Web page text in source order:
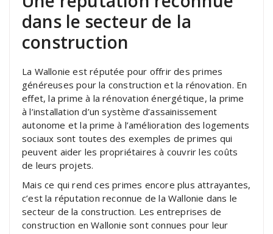
dans le secteur de la
construction
La Wallonie est réputée pour offrir des primes
généreuses pour la construction et la rénovation. En
effet, la prime à la rénovation énergétique, la prime
à l’installation d’un système d’assainissement
autonome et la prime à l’amélioration des logements
sociaux sont toutes des exemples de primes qui
peuvent aider les propriétaires à couvrir les coûts
de leurs projets.
Mais ce qui rend ces primes encore plus attrayantes,
c’est la réputation reconnue de la Wallonie dans le
secteur de la construction. Les entreprises de
construction en Wallonie sont connues pour leur